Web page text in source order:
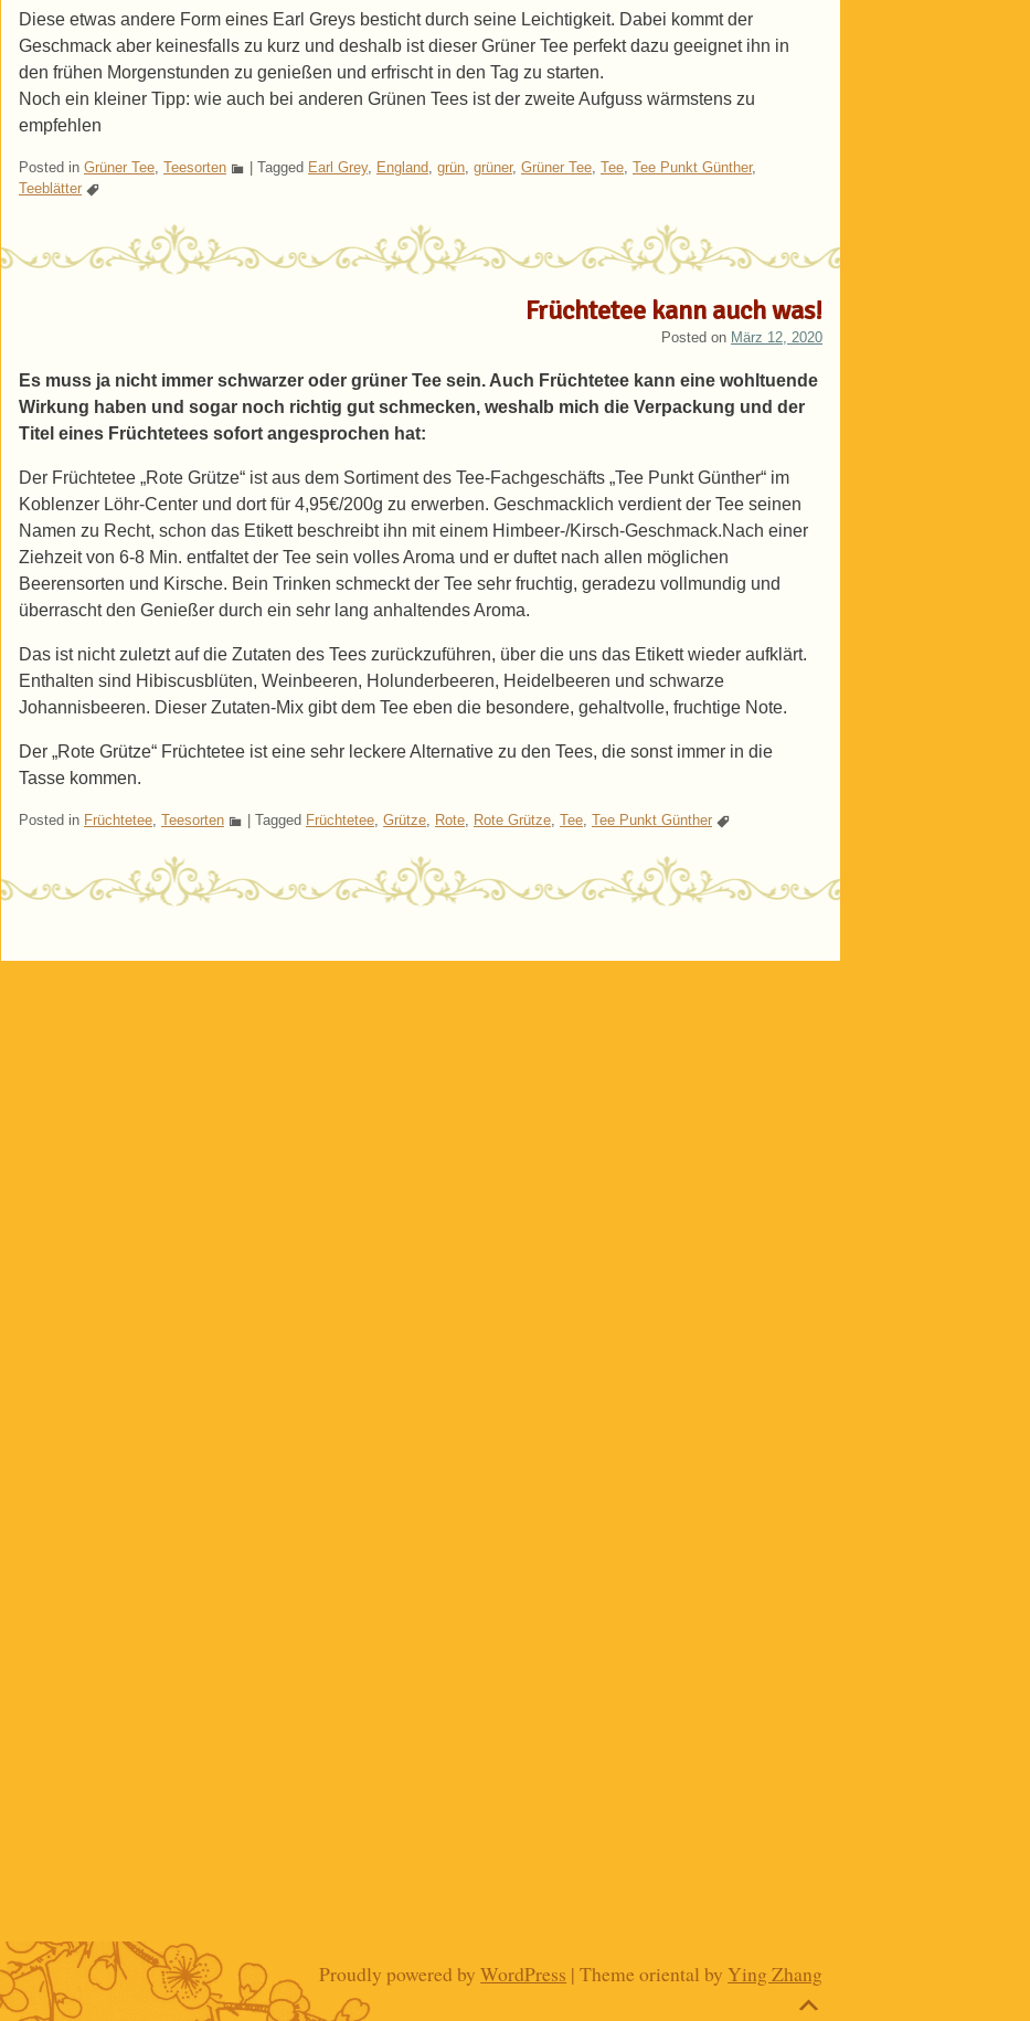
Diese etwas andere Form eines Earl Greys besticht durch seine Leichtigkeit. Dabei kommt der
Geschmack aber keinesfalls zu kurz und deshalb ist dieser Grüner Tee perfekt dazu geeignet ihn in
den frühen Morgenstunden zu genießen und erfrischt in den Tag zu starten.
Noch ein kleiner Tipp: wie auch bei anderen Grünen Tees ist der zweite Aufguss wärmstens zu
empfehlen
Posted in Grüner Tee Teesorten Tagged Earl Grey, England grün grüner, Grüner Tee Tee Tee Punkt Günther,
Teeblätter
Früchtetee kann auch was!
Posted on März 12, 2020
Es muss ja nicht immer schwarzer oder grüner Tee sein. Auch Früchtetee kann eine wohltuende
Wirkung haben und sogar noch richtig gut schmecken, weshalb mich die Verpackung und der
Titel eines Früchtetees sofort angesprochen hat:
Der Früchtetee „Rote Grütze“ ist aus dem Sortiment des Tee-Fachgeschäfts „Tee Punkt Günther“ im
Koblenzer Löhr-Center und dort für 4,95€/200g zu erwerben. Geschmacklich verdient der Tee seinen
Namen zu Recht, schon das Etikett beschreibt ihn mit einem Himbeer-/Kirsch-Geschmack.Nach einer
Ziehzeit von 6-8 Min. entfaltet der Tee sein volles Aroma und er duftet nach allen möglichen
Beerensorten und Kirsche. Bein Trinken schmeckt der Tee sehr fruchtig, geradezu vollmundig und
überrascht den Genießer durch ein sehr lang anhaltendes Aroma.
Das ist nicht zuletzt auf die Zutaten des Tees zurückzuführen, über die uns das Etikett wieder aufklärt.
Enthalten sind Hibiscusblüten, Weinbeeren, Holunderbeeren, Heidelbeeren und schwarze
Johannisbeeren. Dieser Zutaten-Mix gibt dem Tee eben die besondere, gehaltvolle, fruchtige Note.
Der „Rote Grütze“ Früchtetee ist eine sehr leckere Alternative zu den Tees, die sonst immer in die
Tasse kommen.
Posted in Früchtetee Teesorten Tagged Früchtetee Grütze Rote Rote Grütze Tee Tee Punkt Günther
Post navigation
Proudly powered byWordPress | Theme oriental by Ying Zhang